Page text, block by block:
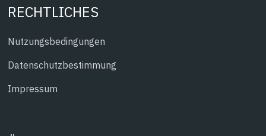
RECHTLICHES
Nutzungsbedingungen
Datenschutzbestimmung
Impressum